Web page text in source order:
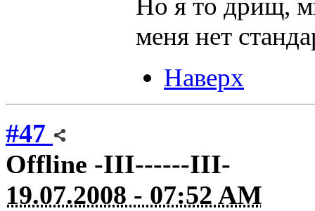
меня нет
Наверх
#47
Offline -III------III-
19.07.2008 - 07:52 AM